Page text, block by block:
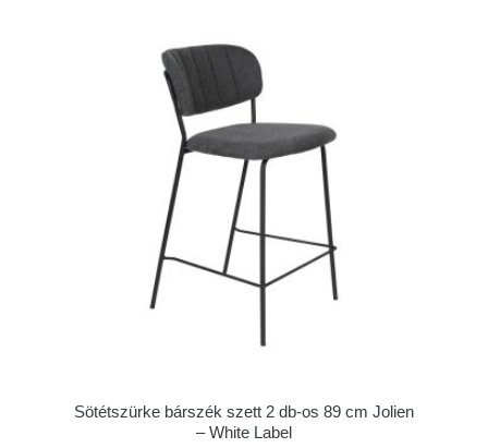
Sötétszürke bárszék szett 2 db-os 89 cm Jolien
– White Label